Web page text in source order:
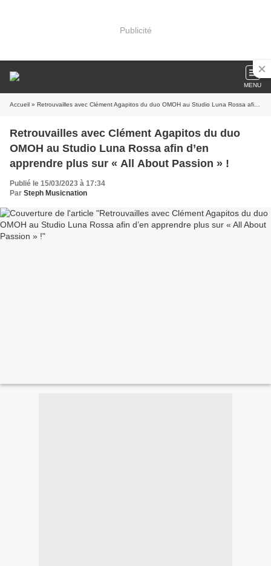
Publicité
MENU
Accueil » Retrouvailles avec Clément Agapitos du duo OMOH au Studio Luna Rossa afin d’en apprendre plus sur « All About Passion » !
Retrouvailles avec Clément Agapitos du duo
OMOH au Studio Luna Rossa afin d’en
apprendre plus sur « All About Passion » !
Publié le 15/03/2023 à 17:34
Par Steph Musicnation